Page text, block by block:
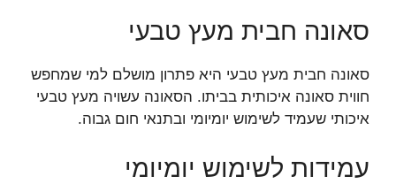
סאונה חבית מעץ טבעי
סאונה חבית מעץ טבעי היא פתרון מושלם למי שמחפש
חווית סאונה איכותית בביתו. הסאונה עשויה מעץ טבעי
איכותי שעמיד לשימוש יומיומי ובתנאי חום גבוה.
עמידות לשימוש יומיומי